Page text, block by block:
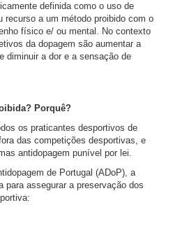
definida como o uso de
recurso a um método proibido com o
físico e/ ou mental. No contexto
da dopagem são aumentar a
diminuir a dor e a sensação de
Porquê?
os praticantes desportivos de
das competições desportivas, e
antidopagem punível por lei.
de Portugal (ADoP), a
para assegurar a preservação dos